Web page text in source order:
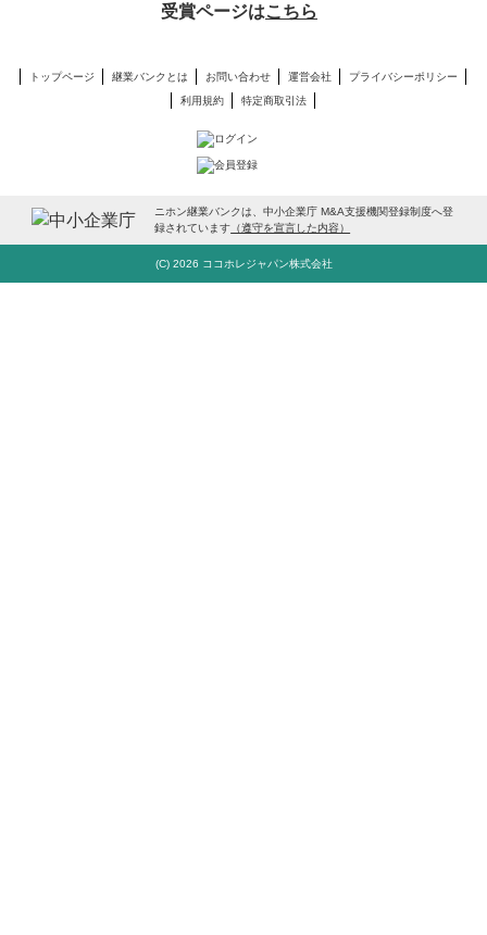
受賞ページはこちら
トップページ 継業バンクとは お問い合わせ 運営会社 プライバシーポリシー
利用規約 特定商取引法
ニホン継業バンクは、中小企業庁 M&A支援機関登録制度へ登
録されています （遵守を宣言した内容）
(C) 2026 ココホレジャパン株式会社